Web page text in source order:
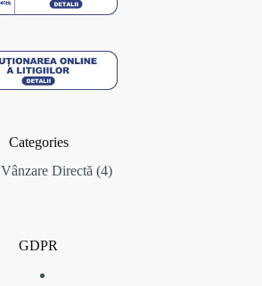
Categories
Vânzare Directă 44
GDPR